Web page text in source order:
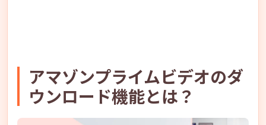
アマゾンプライムビデオのダ
ウンロード機能とは？